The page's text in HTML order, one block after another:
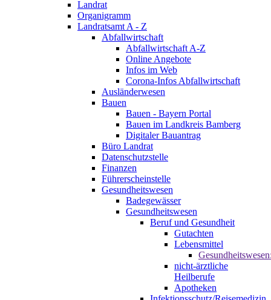
Landrat
Organigramm
Landratsamt A - Z
Abfallwirtschaft
Abfallwirtschaft A-Z
Online Angebote
Infos im Web
Corona-Infos Abfallwirtschaft
Ausländerwesen
Bauen
Bauen - Bayern Portal
Bauen im Landkreis Bamberg
Digitaler Bauantrag
Büro Landrat
Datenschutzstelle
Finanzen
Führerscheinstelle
Gesundheitswesen
Badegewässer
Gesundheitswesen
Beruf und Gesundheit
Gutachten
Lebensmittel
nicht-ärztliche
Heilberufe
Apotheken